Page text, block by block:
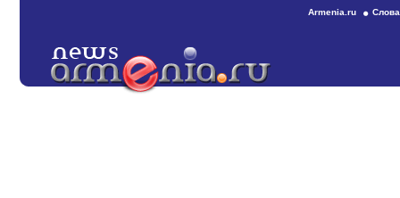
Armenia.ru